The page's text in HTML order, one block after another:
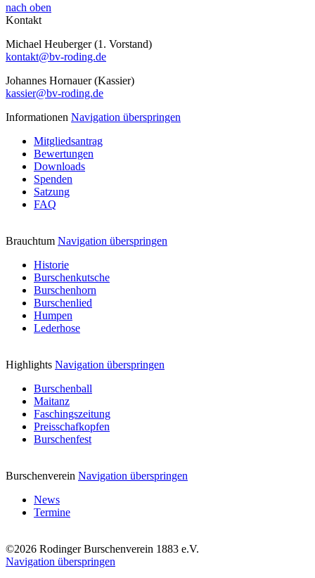
nach oben
Kontakt
Michael Heuberger (1. Vorstand)
kontakt@bv-roding.de
Johannes Hornauer (Kassier)
kassier@bv-roding.de
Informationen Navigation überspringen
Mitgliedsantrag
Bewertungen
Downloads
Spenden
Satzung
FAQ
Brauchtum Navigation überspringen
Historie
Burschenkutsche
Burschenhorn
Burschenlied
Humpen
Lederhose
Highlights Navigation überspringen
Burschenball
Maitanz
Faschingszeitung
Preisschafkopfen
Burschenfest
Burschenverein Navigation überspringen
News
Termine
©2026 Rodinger Burschenverein 1883 e.V.
Navigation überspringen